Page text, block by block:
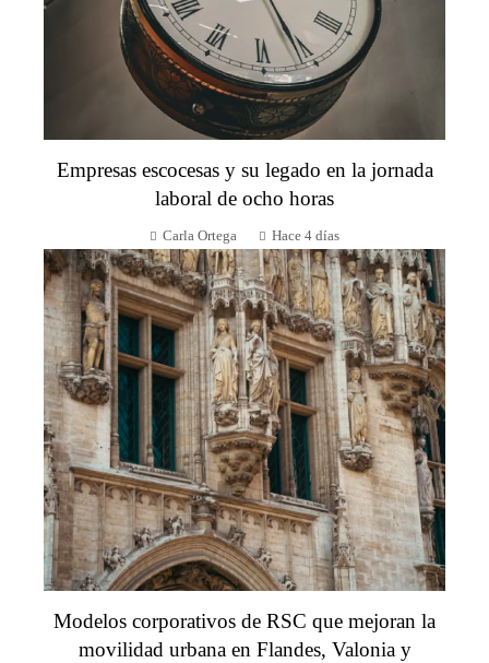
Empresas escocesas y su legado en la jornada
laboral de ocho horas
Carla Ortega Hace 4 días
Modelos corporativos de RSC que mejoran la
movilidad urbana en Flandes, Valonia y